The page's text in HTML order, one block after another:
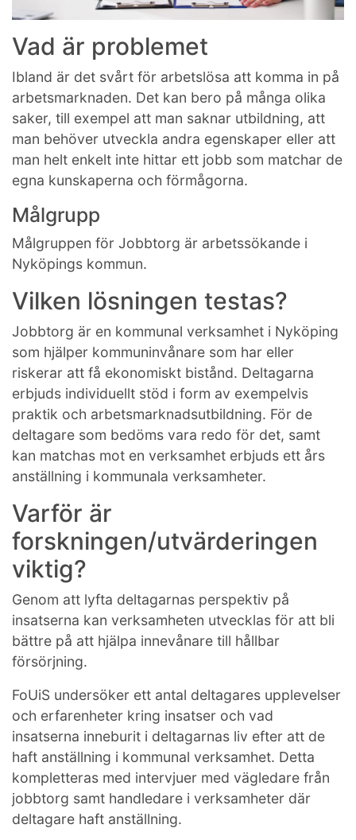
Vad är problemet
Ibland är det svårt för arbetslösa att komma in på
arbetsmarknaden. Det kan bero på många olika
saker, till exempel att man saknar utbildning, att
man behöver utveckla andra egenskaper eller att
man helt enkelt inte hittar ett jobb som matchar de
egna kunskaperna och förmågorna.
Målgrupp
Målgruppen för Jobbtorg är arbetssökande i
Nyköpings kommun.
Vilken lösningen testas?
Jobbtorg är en kommunal verksamhet i Nyköping
som hjälper kommuninvånare som har eller
riskerar att få ekonomiskt bistånd. Deltagarna
erbjuds individuellt stöd i form av exempelvis
praktik och arbetsmarknadsutbildning. För de
deltagare som bedöms vara redo för det, samt
kan matchas mot en verksamhet erbjuds ett års
anställning i kommunala verksamheter.
Varför är
forskningen/utvärderingen
viktig?
Genom att lyfta deltagarnas perspektiv på
insatserna kan verksamheten utvecklas för att bli
bättre på att hjälpa innevånare till hållbar
försörjning.
FoUiS undersöker ett antal deltagares upplevelser
och erfarenheter kring insatser och vad
insatserna inneburit i deltagarnas liv efter att de
haft anställning i kommunal verksamhet. Detta
kompletteras med intervjuer med vägledare från
jobbtorg samt handledare i verksamheter där
deltagare haft anställning.